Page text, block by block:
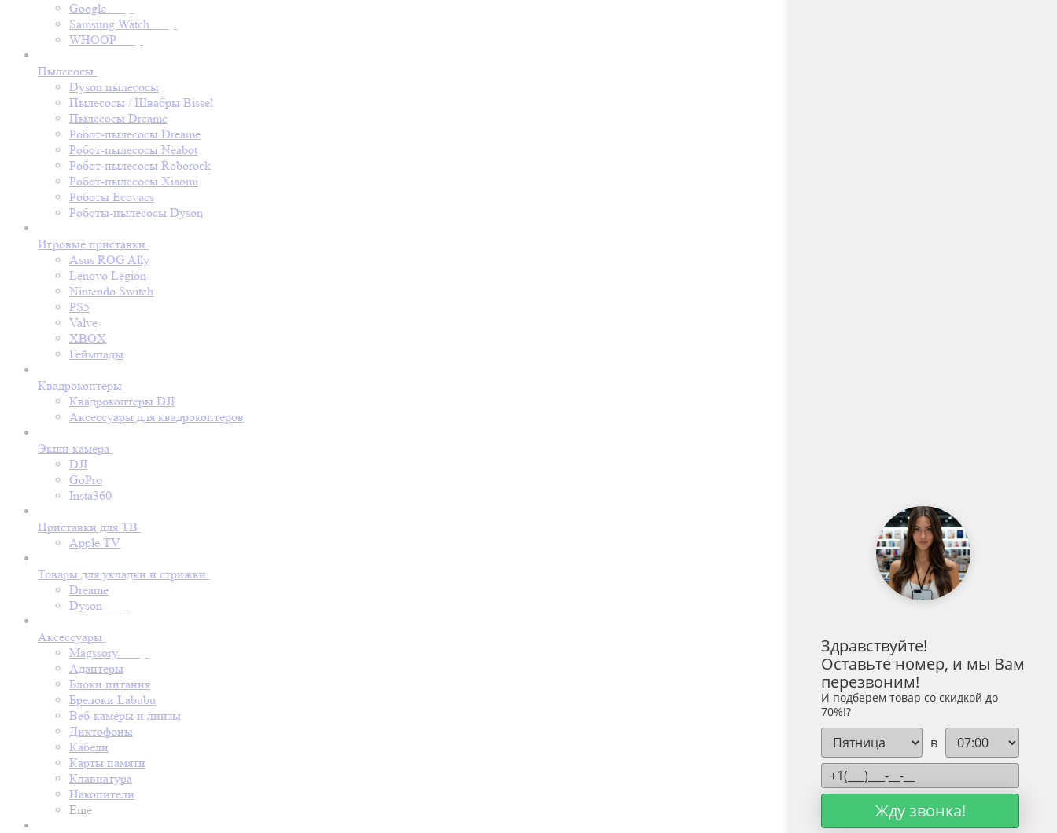
Google
Samsung Watch
WHOOP
Пылесосы
Dyson пылесосы
Пылесосы / Швабры Bissel
Пылесосы Dreame
Робот-пылесосы Dreame
Робот-пылесосы Neabot
Робот-пылесосы Roborock
Робот-пылесосы Xiaomi
Роботы Ecovacs
Роботы-пылесосы Dyson
Игровые приставки
Asus ROG Ally
Lenovo Legion
Nintendo Switch
PS5
Valve
XBOX
Геймпады
Квадрокоптеры
Квадрокоптеры DJI
Аксессуары для квадрокоптеров
Экшн камера
DJI
GoPro
Insta360
Приставки для ТВ
Apple TV
Товары для укладки и стрижки
Dreame
Dyson
Аксессуары
Magssory
Адаптеры
Блоки питания
Брелоки Labubu
Веб-камеры и линзы
Диктофоны
Кабели
Карты памяти
Клавиатура
Накопители
Еще
Здравствуйте!
Оставьте номер, и мы Вам
перезвоним!
И подберем товар со скидкой до
70%!?
в
Жду звонка!